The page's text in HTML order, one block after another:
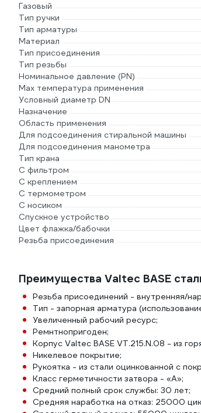
Газовый
Тип ручки
Тип арматуры
Материал
Тип присоединения
Тип резьбы
Номинальное давление (PN)
Max температура применения
Условный диаметр DN
Назначение
Область применения
Для подсоединения стиральной машины
Для подсоединения манометра
Тип крана
С фильтром
С креплением
С термометром
С носиком
Спускное устройство
Цвет флажка/бабочки
Резьба присоединения
Преимущества Valtec BASE
Резьба присоединений - внутренняя/
Тип - запорная арматура
Увеличенный рабочий ресурс;
Ремнтнопригоден;
Корпус Valtec BASE VT.215.N.08 - из
Никелевое покрытие;
Рукоятка - из стали оцинкованной с
Класс герметичности затвора - «А»;
Средний полный срок службы: 30 лет;
Средняя наработка на отказ: 25000